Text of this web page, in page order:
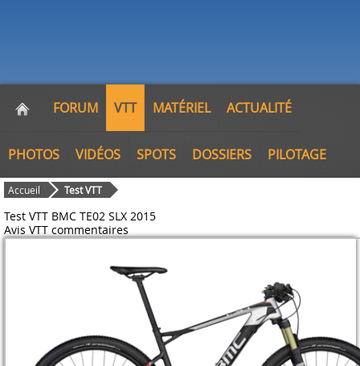
FORUM VTT MATÉRIEL ACTUALITÉ
PHOTOS VIDÉOS SPOTS DOSSIERS PILOTAGE
Accueil Test VTT
Test VTT BMC TE02 SLX 2015
Avis VTT commentaires